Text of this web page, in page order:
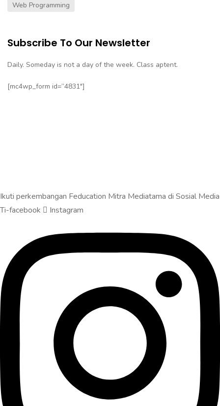
Web Programming
Subscribe To Our Newsletter
Daily. Someday is not a day of the week. Class aptent.
[mc4wp_form id=”4831″]
Ikuti perkembangan Feducation Mitra Mediatama di Sosial Media
Ti-facebook
Instagram